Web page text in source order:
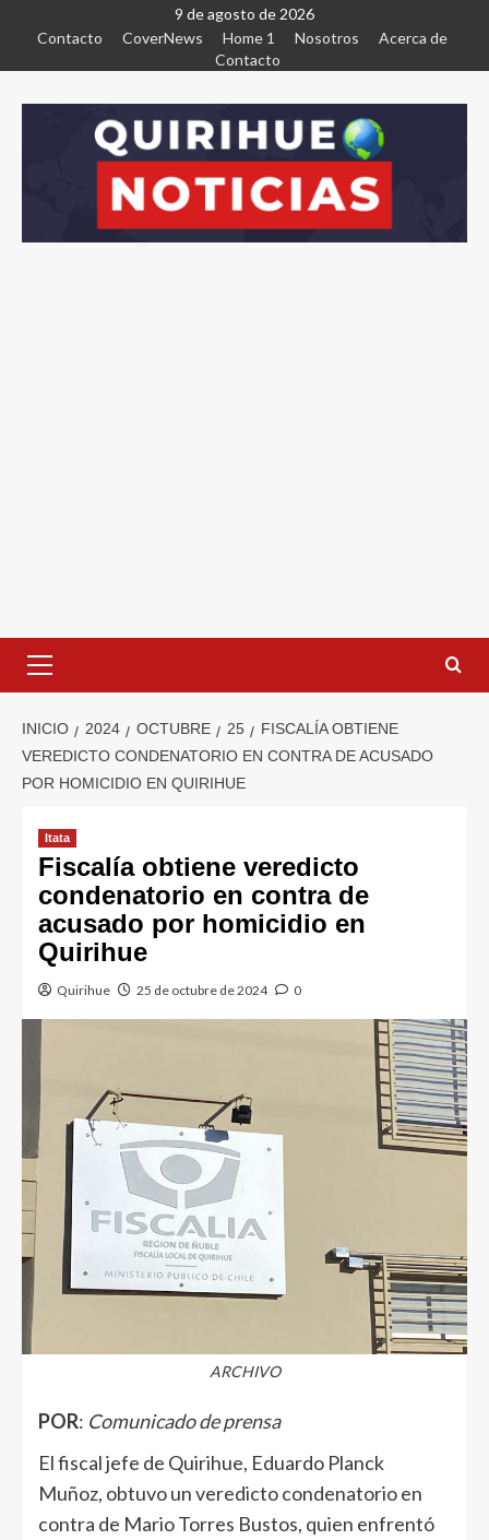
9 de agosto de 2026
Contacto
CoverNews Home 1 Nosotros
Acerca de
Contacto
INICIO 2024 OCTUBRE 25
FISCALÍA OBTIENE
VEREDICTO CONDENATORIO EN CONTRA DE ACUSADO
POR HOMICIDIO EN QUIRIHUE
Itata
Fiscalía obtiene veredicto
condenatorio en contra de
acusado por homicidio en
Quirihue
Quirihue 25 de octubre de 2024 0
ARCHIVO
POR: Comunicado de prensa
El fiscal jefe de Quirihue, Eduardo Planck
Muñoz, obtuvo un veredicto condenatorio en
contra de Mario Torres Bustos, quien enfrentó